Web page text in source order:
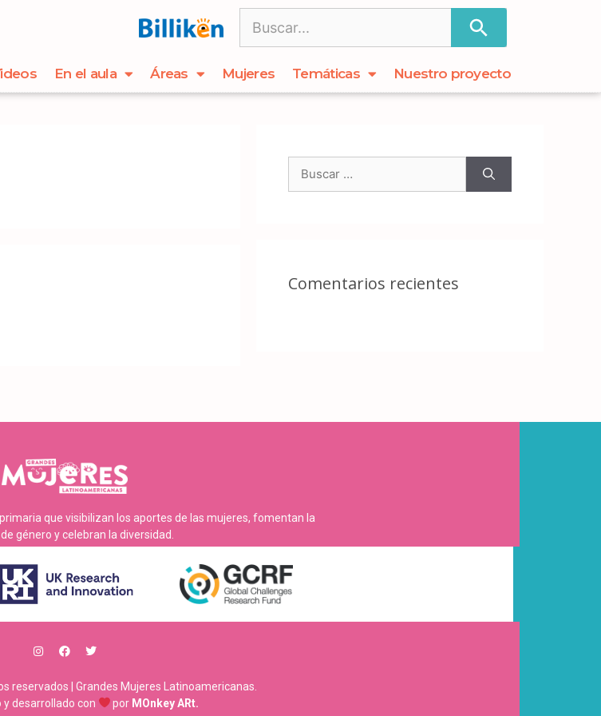
En el aula Áreas Mujeres Temáticas Nuestro proyecto
Comentarios recientes
que visibilizan los aportes de las mujeres, fomentan la
género y celebran la diversidad.
reservados | Grandes Mujeres Latinoamericanas.
y desarrollado con
por MOnkey ARt.